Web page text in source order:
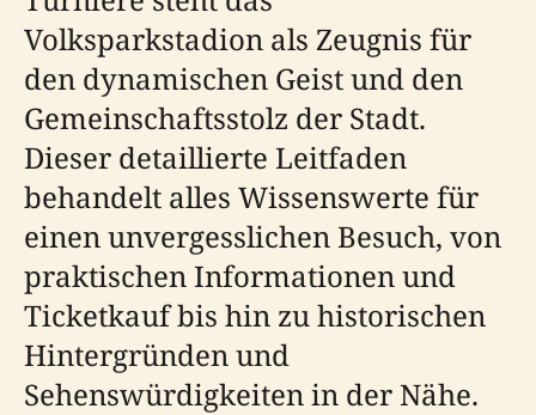
Volksparkstadion als Zeugnis für
den dynamischen Geist und den
Gemeinschaftsstolz der Stadt.
Dieser detaillierte Leitfaden
behandelt alles Wissenswerte für
einen unvergesslichen Besuch, von
praktischen Informationen und
Ticketkauf bis hin zu historischen
Hintergründen und
Sehenswürdigkeiten in der Nähe.